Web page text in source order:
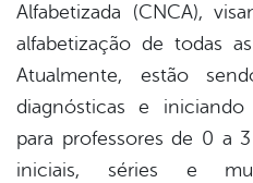
Alfabetizada (CNCA),
alfabetização de todas
Atualmente, estão
diagnósticas e iniciando
para professores de 0 a
iniciais, séries e